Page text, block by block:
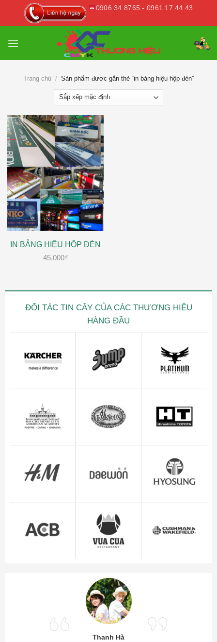
0906.34.8765 - 0961.17.44.43
Trang chủ / Sản phẩm được gắn thẻ “in bảng hiệu hộp đèn”
IN BẢNG HIỆU HỘP ĐÈN
45,000₫
ĐỐI TÁC TIN CẬY CỦA CÁC THƯƠNG HIỆU
HÀNG ĐẦU
Thanh Hà